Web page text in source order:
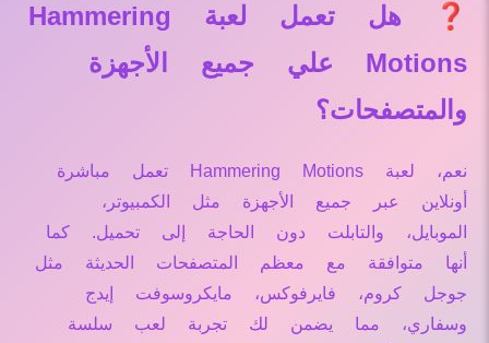
❓ هل تعمل لعبة Hammering
Motions علي جميع الأجهزة
والمتصفحات؟
نعم، لعبة Hammering Motions تعمل مباشرة
أونلاين عبر جميع الأجهزة مثل الكمبيوتر،
الموبايل، والتابلت دون الحاجة إلى تحميل. كما
أنها متوافقة مع معظم المتصفحات الحديثة مثل
جوجل كروم، فايرفوكس، مايكروسوفت إيدج
وسفاري، مما يضمن لك تجربة لعب سلسة